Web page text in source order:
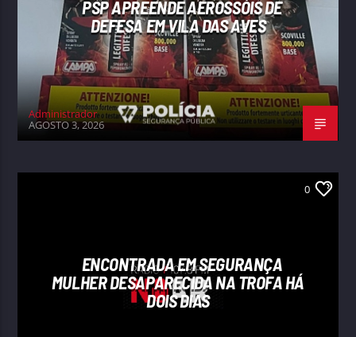
PSP APREENDE AEROSSÓIS DE
DEFESA EM VILA DAS AVES
Administrador
AGOSTO 3, 2026
0
ENCONTRADA EM SEGURANÇA
MULHER DESAPARECIDA NA TROFA HÁ
DOIS DIAS